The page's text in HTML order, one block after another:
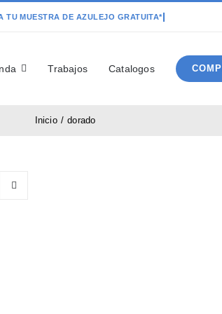
Trabajos Catalogos
Inicio dorado